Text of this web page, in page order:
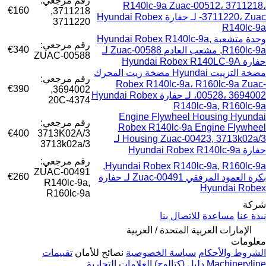
R140lc-9a Zuac-00512، 3711218،
3711220، Zuac- لـ حفارة Hyundai Robex
R140lc-9a
3711218,
3711220
€160
وحدة متشعبة Hyundai Robex R140lc-9a,
R160lc-9a, مشعب العادم Zuac-00588 لـ
حفارة Hyundai Robex R140LC-9A
رقم مرجعي:
ZUAC-00588
€340
مضخة التزييت Hyundai مضخة زيت المحرك
Robex R140lc-9a، R160lc-9a Zuac-
00528، 3694002، لـ حفارة Hyundai Robex
R140lc-9a, R160lc-9a
رقم مرجعي:
3694002,
4374-20C
€390
Engine Flywheel Housing Hyundai
Robex R140lc-9a Engine Flywheel
Housing Zuac-00423, 3713k02a/3 لـ
حفارة Hyundai Robex R140lc-9a
رقم مرجعي:
3713K02A/3
3713k02a/3
€400
Hyundai Robex R140lc-9a, R160lc-9a,
بكرة العمود المرفقي Zuac-00491 لـ حفارة
Hyundai Robex
رقم مرجعي:
ZUAC-00491
R140lc-9a,
R160lc-9a
€260
شركة
نبذة عنا مساعدة للاتصال بنا
الإمارات العربية المتحدة / العربية
معلومات
الشروط والأحكام سياسة الخصوصية نصائح للأمان تقييمات
Machineryline دليل (كتالوج) العلامات التجارية